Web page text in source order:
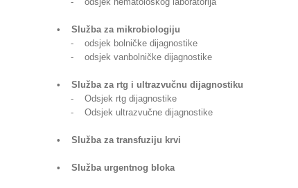
• Služba za mikrobiologiju
- odsjek bolničke dijagnostike
- odsjek vanbolničke dijagnostike
• Služba za rtg i ultrazvučnu dijagnostiku
- Odsjek rtg dijagnostike
- Odsjek ultrazvučne dijagnostike
• Služba za transfuziju krvi
• Služba urgentnog bloka